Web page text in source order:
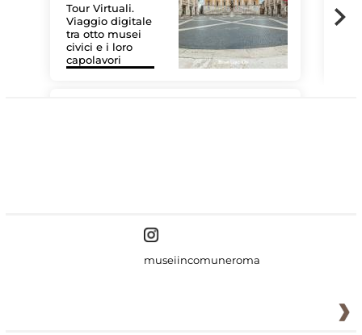
Tour Virtuali.
Viaggio digitale
tra otto musei
civici e i loro
capolavori
museiincomuneroma